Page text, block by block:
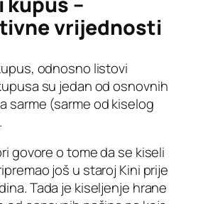
vrijednosti
odnosno listovi
su jedan od osnovnih
sarme (sarme od kiselog
govore o tome da se kiseli
još u staroj Kini prije
Tada je kiseljenje hrane